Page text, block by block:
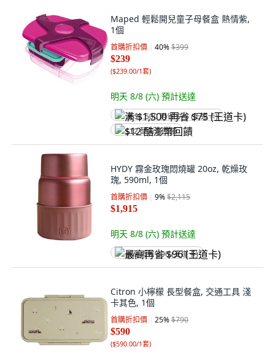
Maped 輕鬆開兒童子母餐盒 熱情紫,
1個
首購折扣價 40%$399
$239
($239.00/1套)
明天 8/8 (六) 預計送達
满 $1,500 再省 $75 (王道卡)
$12 酷澎幣回饋
HYDY 霧金玫瑰悶燒罐 20oz, 乾燥玫
瑰, 590ml, 1個
首購折扣價 9%$2,115
$1,915
明天 8/8 (六) 預計送達
最高再省 $96 (王道卡)
Citron 小檸檬 長型餐盒, 交通工具 淺
卡其色, 1個
首購折扣價 25%$790
$590
($590.00/1套)